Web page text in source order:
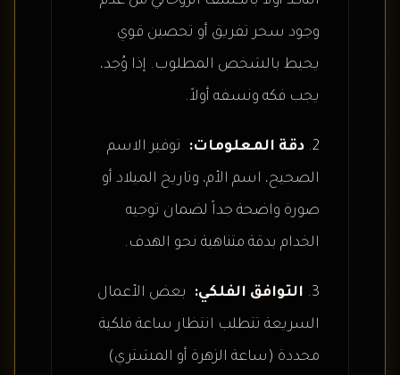
وجود سحر تفريق أو تحصين قوي
يحيط بالشخص المطلوب. إذا وُجد،
يجب فكه ونسفه أولاً.
دقة المعلومات:
توفير الاسم
الصحيح، اسم الأم، وتاريخ الميلاد أو
صورة واضحة جداً لضمان توجيه
الخدام بدقة متناهية نحو الهدف.
التوافق الفلكي:
بعض الأعمال
السريعة تتطلب انتظار ساعة فلكية
محددة (ساعة الزهرة أو المشتري)